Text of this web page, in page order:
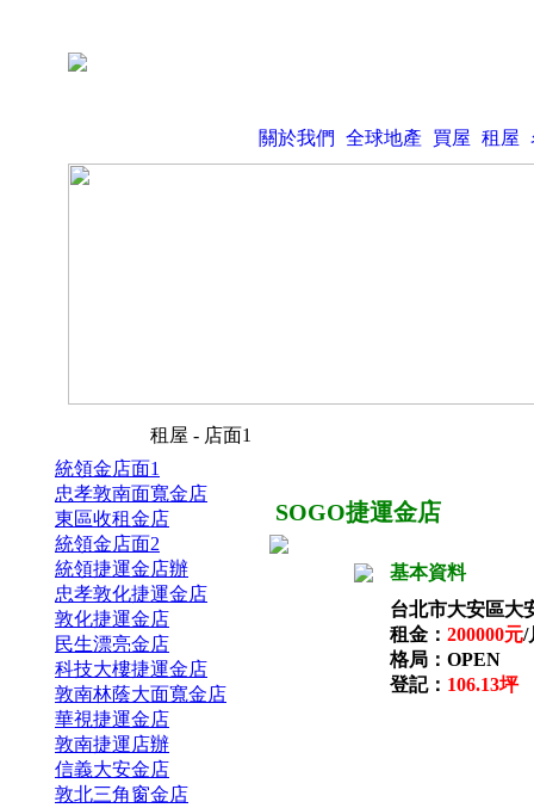
關於我們 全球地產 買屋 租屋
租屋 - 店面1
統領金店面1
忠孝敦南面寬金店
東區收租金店
統領金店面2
統領捷運金店辦
忠孝敦化捷運金店
敦化捷運金店
民生漂亮金店
科技大樓捷運金店
敦南林蔭大面寬金店
華視捷運金店
敦南捷運店辦
信義大安金店
敦北三角窗金店
SOGO捷運金店
基本資料
台北市大安區大
租金： 200000元/
格局：OPEN
登記： 106.13坪